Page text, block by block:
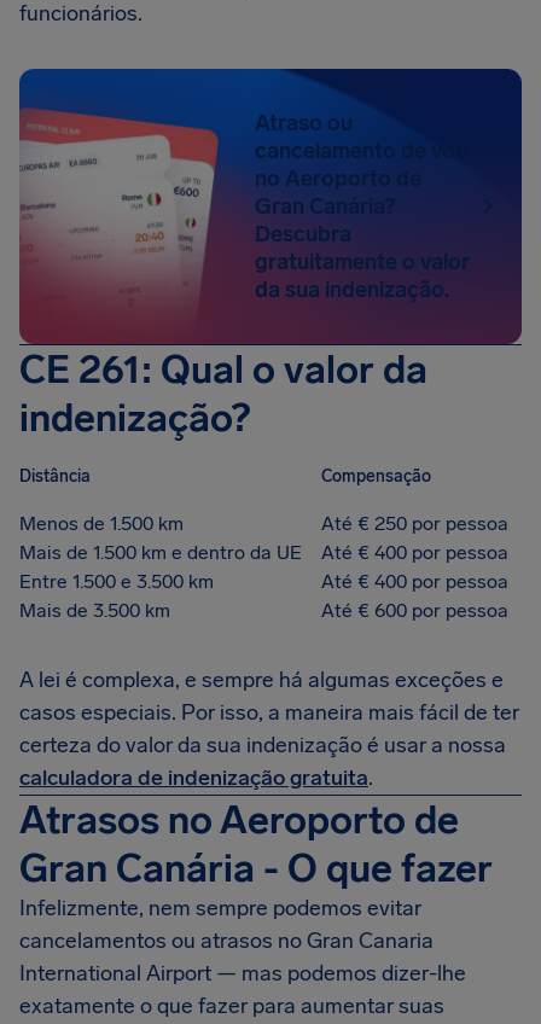
funcionários.
Atraso ou
cancelamento de voo
no Aeroporto de
Gran Canária?
Descubra
gratuitamente o valor
da sua indenização.
CE 261: Qual o valor da
indenização?
Distância Compensação
Menos de 1.500 km
Até € 250 por pessoa
Mais de 1.500 km e dentro da UE
Até € 400 por pessoa
Entre 1.500 e 3.500 km
Até € 400 por pessoa
Mais de 3.500 km
Até € 600 por pessoa
A lei é complexa, e sempre há algumas exceções e
casos especiais. Por isso, a maneira mais fácil de ter
certeza do valor da sua indenização é usar a nossa
calculadora de indenização gratuita.
Atrasos no Aeroporto de
Gran Canária - O que fazer
Infelizmente, nem sempre podemos evitar
cancelamentos ou atrasos no Gran Canaria
International Airport — mas podemos dizer-lhe
exatamente o que fazer para aumentar suas